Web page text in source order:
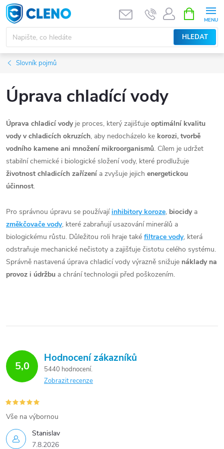
Přejít
na
obsah
HLEDAT
NÁKUPNÍ
KOŠÍK
Slovník pojmů
Úprava chladící vody
Úprava chladicí vodyje proces, který zajišťuje optimální kvalitu
vody v chladicích okruzích, aby nedocházelo ke korozi, tvorbě
vodního kamene ani množení mikroorganismů. Cílem je udržet
stabilní chemické i biologické složení vody, které prodlužuje
životnost chladicích zařízení a zvyšuje jejich energetickou
účinnost.
Pro správnou úpravu se používajíinhibitory koroze, biocidya
změkčovače vody, které zabraňují usazování minerálů a
biologickému růstu. Důležitou roli hraje také filtrace vody, která
odstraňuje mechanické nečistoty a zajišťuje čistotu celého systému.
Správně nastavená úprava chladicí vody výrazně snižuje náklady na
provoz i údržbu a chrání technologii před poškozením.
5,0
Hodnocení zákazníků
5440 hodnocení
Zobrazit recenze
Stanislav
7.8.2026
Vše na výbornou